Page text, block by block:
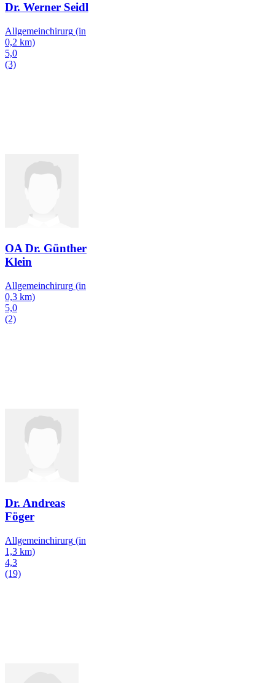
Dr. Werner Seidl
Allgemeinchirurg (in
0,2 km)
5,0
(3)
OA Dr. Günther
Klein
Allgemeinchirurg (in
0,3 km)
5,0
(2)
Dr. Andreas
Föger
Allgemeinchirurg (in
1,3 km)
4,3
(19)